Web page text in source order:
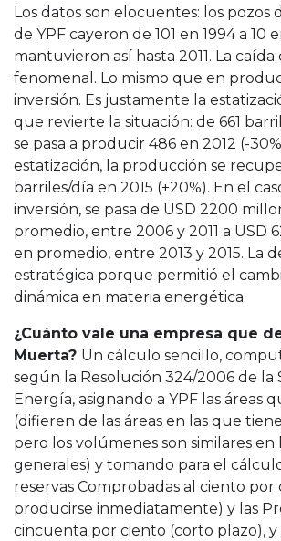
Los datos son elocuentes: los pozos
de YPF cayeron de 101 en 1994 a 10
mantuvieron así hasta 2011. La
fenomenal. Lo mismo que en
inversión. Es justamente la
que revierte la situación: de 661
se pasa a producir 486 en 2012 (-
estatización, la producción se
barriles/día en 2015 (+20%). En el
inversión, se pasa de USD 2200
promedio, entre 2006 y 2011 a USD
en promedio, entre 2013 y 2015. La
estratégica porque permitió el
dinámica en materia energética.
¿Cuánto vale una empresa que
Muerta? Un cálculo sencillo,
según la Resolución 324/2006 de la
Energía, asignando a YPF las áreas
(difieren de las áreas en las que
pero los volúmenes son similares en
generales) y tomando para el
reservas Comprobadas al ciento
producirse inmediatamente) y las
cincuenta por ciento (corto plazo),